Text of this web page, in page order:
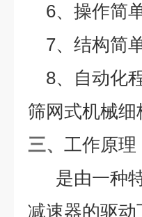
6、操作简
7、结构简
8、自动化
筛网式机械细
三、 工作原理
是由一种
减速器的驱